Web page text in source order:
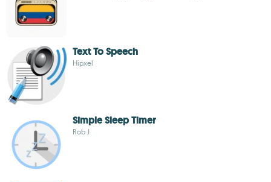
Text To Speech
Hipxel
Simple Sleep Timer
Rob J